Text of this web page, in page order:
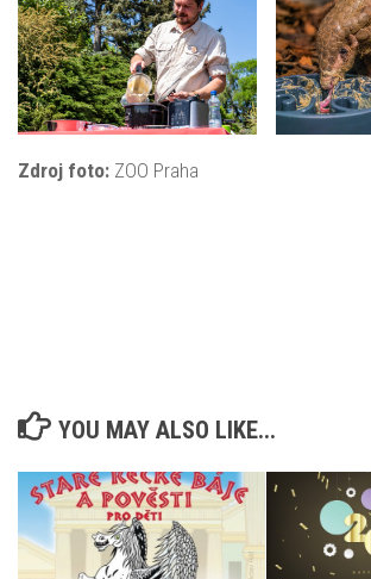
Zdroj foto: ZOO Praha
YOU MAY ALSO LIKE...